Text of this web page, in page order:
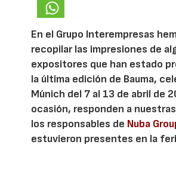
En el Grupo Interempresas
recopilar las impresiones de
expositores que han estado
la última edición de Bauma,
Múnich del 7 al 13 de abril de
ocasión, responden a
los responsables de Nuba
estuvieron presentes en la